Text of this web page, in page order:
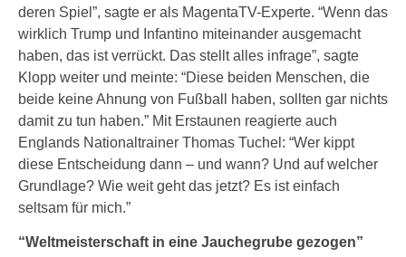
deren Spiel”, sagte er als MagentaTV-Experte. “Wenn das
wirklich Trump und Infantino miteinander ausgemacht
haben, das ist verrückt. Das stellt alles infrage”, sagte
Klopp weiter und meinte: “Diese beiden Menschen, die
beide keine Ahnung von Fußball haben, sollten gar nichts
damit zu tun haben.” Mit Erstaunen reagierte auch
Englands Nationaltrainer Thomas Tuchel: “Wer kippt
diese Entscheidung dann – und wann? Und auf welcher
Grundlage? Wie weit geht das jetzt? Es ist einfach
seltsam für mich.”
“Weltmeisterschaft in eine Jauchegrube gezogen”